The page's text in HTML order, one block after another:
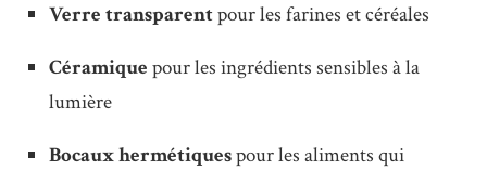
Verre transparentpour les farines et céréales
Céramique pour les ingrédients sensibles à la
lumière
Bocaux hermétiquespour les aliments qui